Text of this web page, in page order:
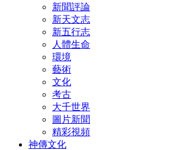
新聞評論
新天文志
新五行志
人體生命
環境
藝術
文化
考古
大千世界
圖片新聞
精彩視頻
神傳文化